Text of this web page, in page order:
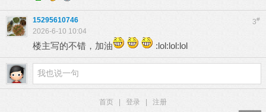
3#
15295610746
2026-6-10 10:04
楼主写的不错，加油 :lol:lol:lol
首页 登录 注册